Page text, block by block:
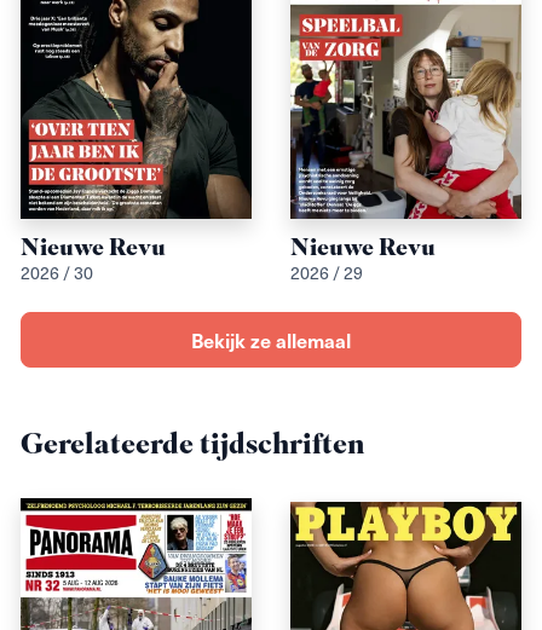
Nieuwe Revu
2026 / 30
Nieuwe Revu
2026 / 29
Bekijk ze allemaal
Gerelateerde tijdschriften